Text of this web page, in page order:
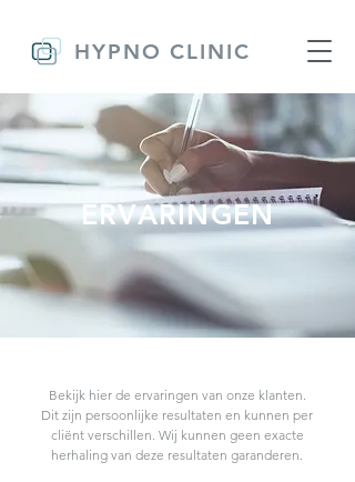
HYPNO CLINIC
ERVARINGEN
Bekijk hier de ervaringen van onze klanten.
Dit zijn persoonlijke resultaten en kunnen per
cliënt verschillen. Wij kunnen geen exacte
herhaling van deze resultaten garanderen.